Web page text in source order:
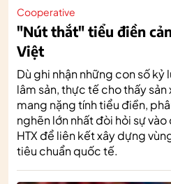
Cooperative
"Nút thắt" tiểu điền
Việt
Dù ghi nhận những con số kỷ
lâm sản, thực tế cho thấy
mang nặng tính tiểu điền,
nghẽn lớn nhất đòi hỏi sự
HTX để liên kết xây dựng
tiêu chuẩn quốc tế.